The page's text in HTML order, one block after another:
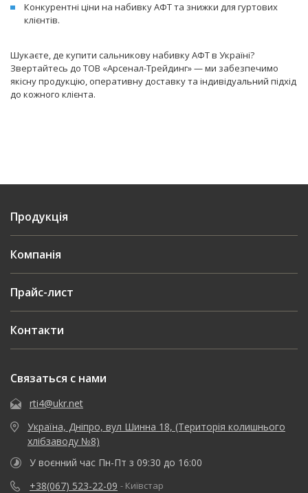
Конкурентні ціни на набивку АФТ та знижки для гуртових
клієнтів.
Шукаєте, де купити сальникову набивку АФТ в Україні?
Звертайтесь до ТОВ «Арсенал-Трейдинг» — ми забезпечимо
якісну продукцію, оперативну доставку та індивідуальний підхід
до кожного клієнта.
Продукція
Компанія
Прайс-лист
Контакти
Связаться с нами
rti4@ukr.net
Україна, Дніпро, вул Шинна 18, (Територія колишнього
хлібзаводу №8)
У воєнний час Пн-Пт з 09:30 до 16:00
+38(067) 523-22-09 - Київстар